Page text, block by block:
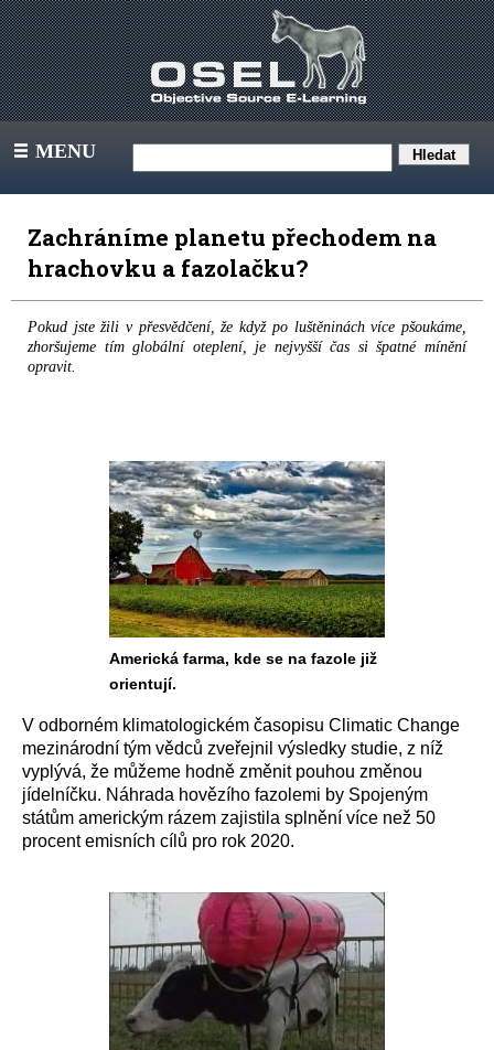
III MENU
Zachráníme planetu přechodem na
hrachovku a fazolačku?
Pokud jste žili v přesvědčení, že když po luštěninách více pšoukáme,
zhoršujeme tím globální oteplení, je nejvyšší čas si špatné mínění
opravit.
Americká farma, kde se na fazole již
orientují.
V odborném klimatologickém časopisu Climatic Change
mezinárodní tým vědců zveřejnil výsledky studie, z níž
vyplývá, že můžeme hodně změnit pouhou změnou
jídelníčku. Náhrada hovězího fazolemi by Spojeným
státům americkým rázem zajistila splnění více než 50
procent emisních cílů pro rok 2020.